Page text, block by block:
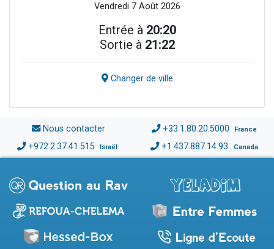
Vendredi 7 Août 2026
Entrée à 20:20
Sortie à 21:22
Changer de ville
Nous contacter +33.1.80.20.5000 France
+972.2.37.41.515 Israël +1.437.887.14.93 Canada